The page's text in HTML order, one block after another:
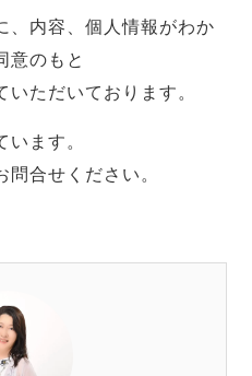
内容、個人情報がわか
意のもと
ただいております。
います。
合せください。